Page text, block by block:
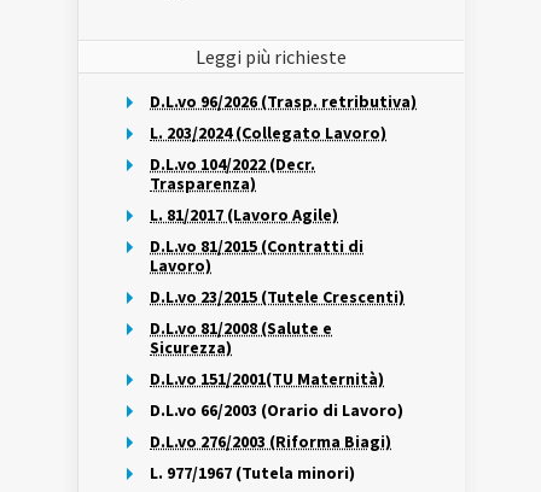
Leggi più richieste
D.L.vo 96/2026 (Trasp. retributiva)
L. 203/2024 (Collegato Lavoro)
D.L.vo 104/2022 (Decr.
Trasparenza)
L. 81/2017 (Lavoro Agile)
D.L.vo 81/2015 (Contratti di
Lavoro)
D.L.vo 23/2015 (Tutele Crescenti)
D.L.vo 81/2008 (Salute e
Sicurezza)
D.L.vo 151/2001(TU Maternità)
D.L.vo 66/2003 (Orario di Lavoro)
D.L.vo 276/2003 (Riforma Biagi)
L. 977/1967 (Tutela minori)